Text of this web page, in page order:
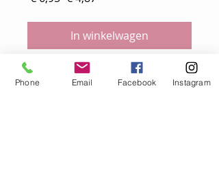
In winkelwagen
Nutcracker handzeep
Groen: Vanille Frost
Phone Email Facebook Instagram